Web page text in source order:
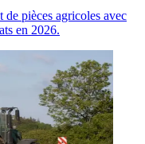
de pièces agricoles avec
en 2026.